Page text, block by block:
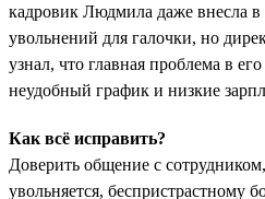
кадровик Людмила даже внесла
увольнений для галочки, но
узнал, что главная проблема в
неудобный график и низкие
Как всё исправить?
Доверить общение с
увольняется, беспристрастному